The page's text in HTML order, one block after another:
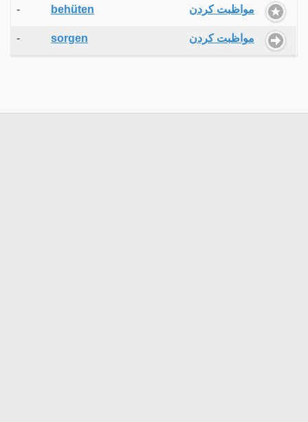
- behüten مواظبت کردن
- sorgen مواظبت کردن